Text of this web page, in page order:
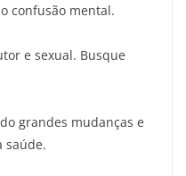
confusão mental.
e sexual. Busque
grandes mudanças e
saúde.